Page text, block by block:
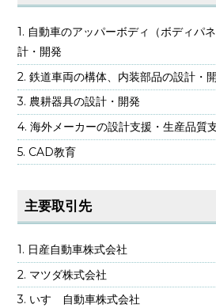
自動車のアッパーボディ（ボディパ
計・開発
鉄道車両の構体、内装部品の設計・
農耕器具の設計・開発
海外メーカーの設計支援・生産品質
CAD教育
主要取引先
日産自動車株式会社
マツダ株式会社
いすゞ自動車株式会社